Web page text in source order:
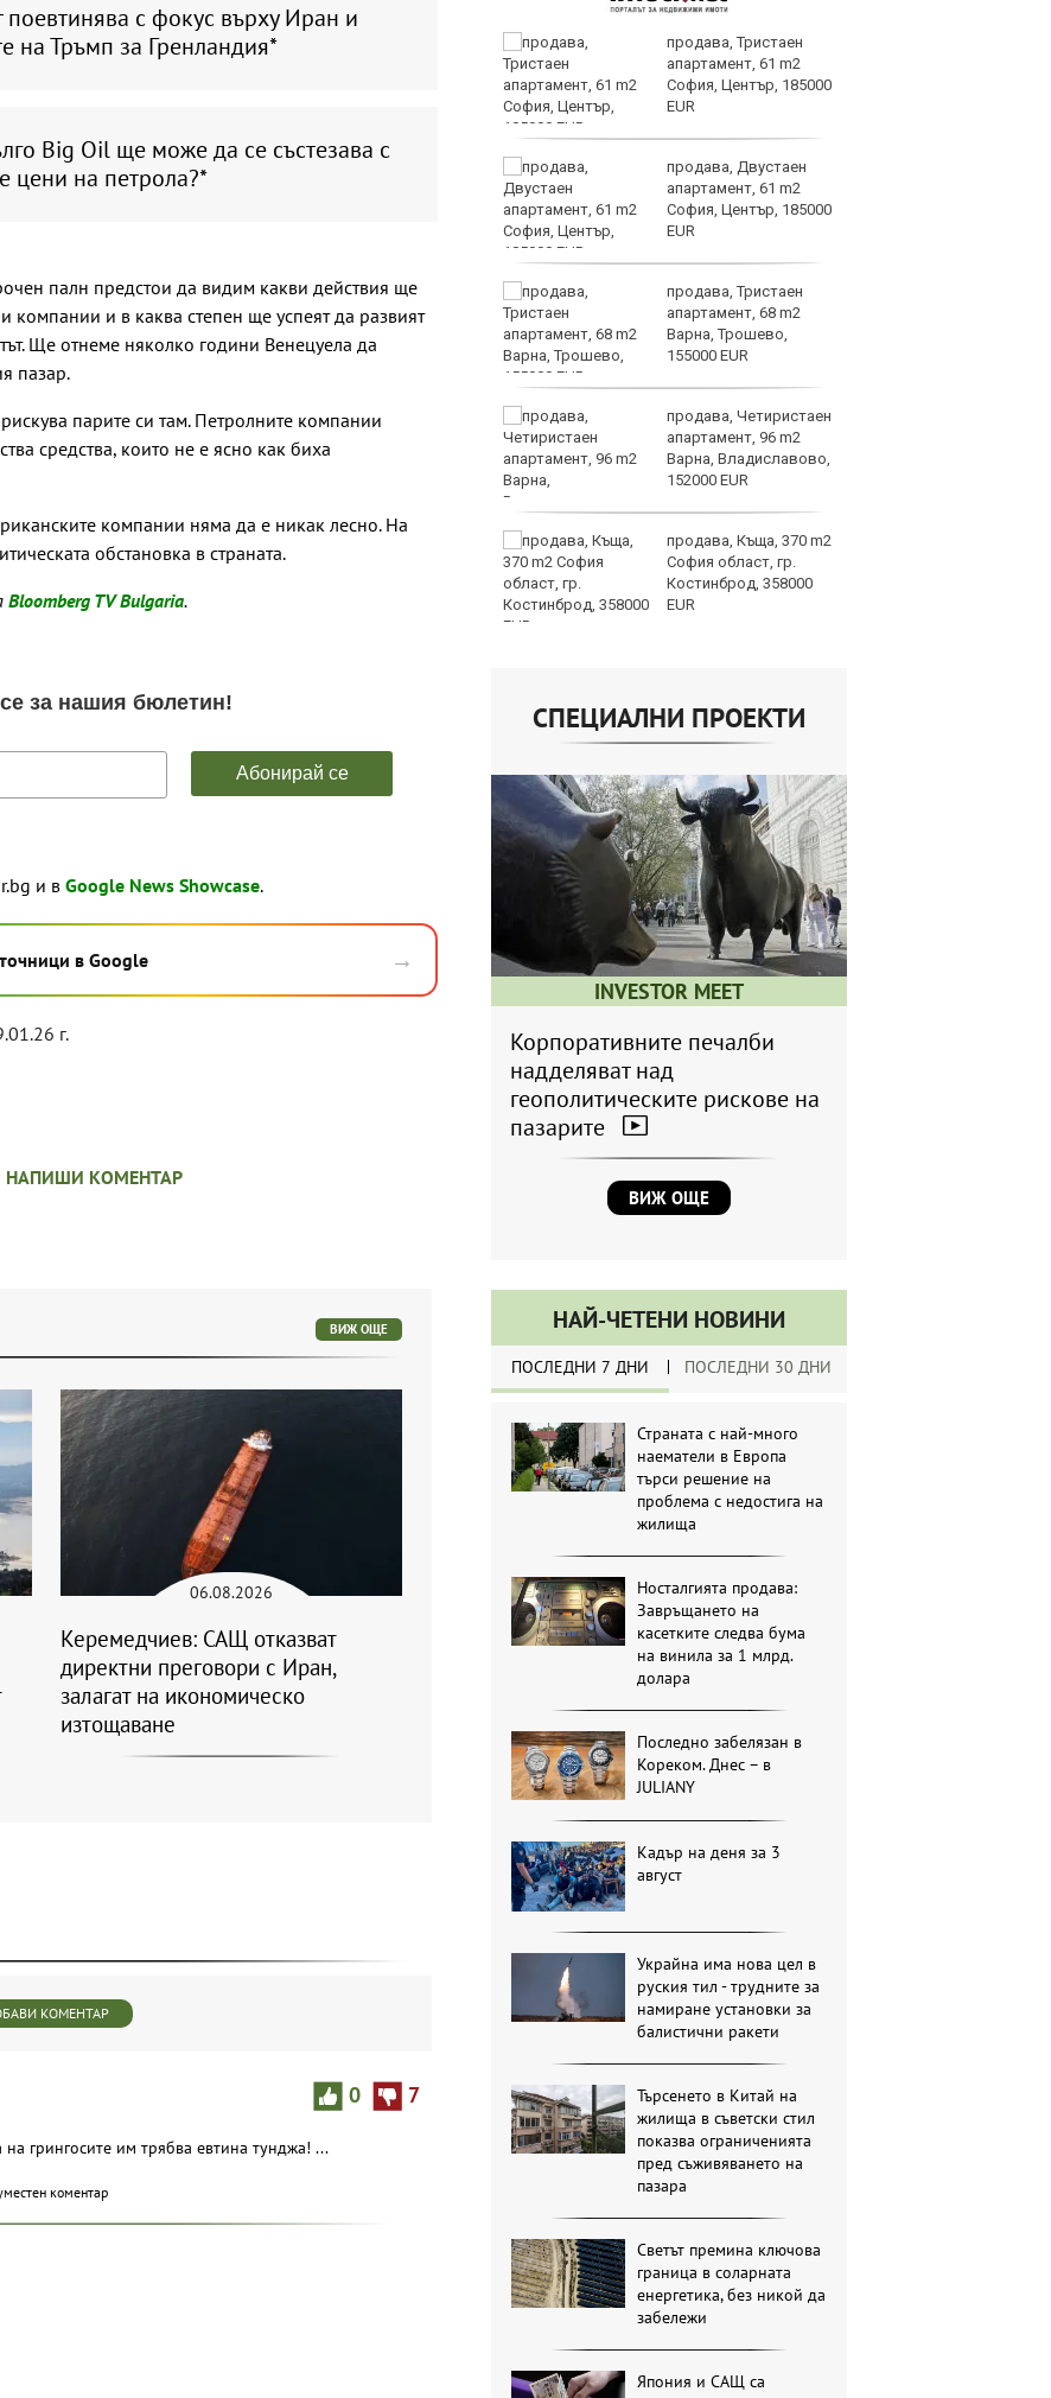
поевтинява с фокус върху Иран и
на Тръмп за Гренландия*
Big Oil ще може да се състезава с
цени на петрола?*
палн предстои да видим какви действия ще
компании и в каква степен ще успеят да развият
Ще отнеме няколко години Венецуела да
пазар.
парите си там. Петролните компании
средства, които не е ясно как биха
компании няма да е никак лесно. На
обстановка в страната.
Bloomberg TV Bulgaria.
и в Google News Showcase.
в Google →
г.
НАПИШИ КОМЕНТАР
Сред еврейските
младежи в Банско
Тийнейджърите били
повече от час
жертвата си на
продава, Тристаен
апартамент, 61 m2
София, Център, 185000
EUR
продава, Двустаен
апартамент, 61 m2
София, Център, 185000
EUR
продава, Тристаен
апартамент, 68 m2
Варна, Трошево,
155000 EUR
продава, Четиристаен
апартамент, 96 m2
Варна, Владиславово,
152000 EUR
продава, Къща, 370 m2
София област, гр.
Костинброд, 358000
EUR
СПЕЦИАЛНИ ПРОЕКТИ
INVESTOR MEET
Корпоративните печалби
надделяват над
геополитическите рискове на
пазарите
ВИЖ ОЩЕ
НАЙ-ЧЕТЕНИ НОВИНИ
ПОСЛЕДНИ 7 ДНИ ПОСЛЕДНИ 30 ДНИ
Страната с най-много
наематели в Европа
търси решение на
проблема с недостига на
жилища
Носталгията продава:
Завръщането на
касетките следва бума
на винила за 1 млрд.
долара
Последно забелязан в
Кореком. Днес – в
JULIANY
Кадър на деня за 3
август
Украйна има нова цел в
руския тил - трудните за
намиране установки за
балистични ракети
Търсенето в Китай на
жилища в съветски стил
показва ограниченията
пред съживяването на
пазара
Светът премина ключова
граница в соларната
енергетика, без никой да
забележи
Япония и САЩ са
ВИЖ ОЩЕ
06.08.2026
Керемедчиев: САЩ отказват
директни преговори с Иран,
залагат на икономическо
изтощаване
КОМЕНТАР
0 7
грингосите им трябва евтина тунджа! ...
коментар